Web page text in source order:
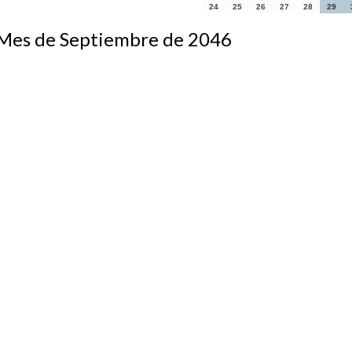
24 25 26 27 28 29
de Septiembre de 2046